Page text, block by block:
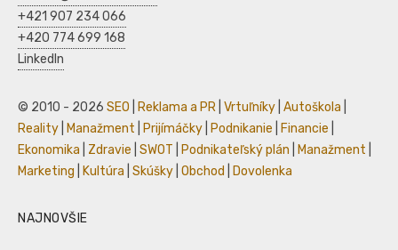
+421 907 234 066
+420 774 699 168
LinkedIn
© 2010 - 2026 SEO Reklama a PR Vrtuľníky Autoškola
Reality
Manažment Prijímáčky Podnikanie Financie
Ekonomika
Zdravie SWOT Podnikateľský plán Manažment
Marketing
Kultúra Skúšky Obchod Dovolenka
NAJNOVŠIE